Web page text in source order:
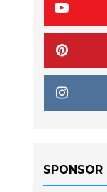
SPONSOR